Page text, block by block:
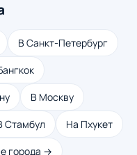
В Санкт-Петербург
В Москву
Стамбул На Пхукет
города →